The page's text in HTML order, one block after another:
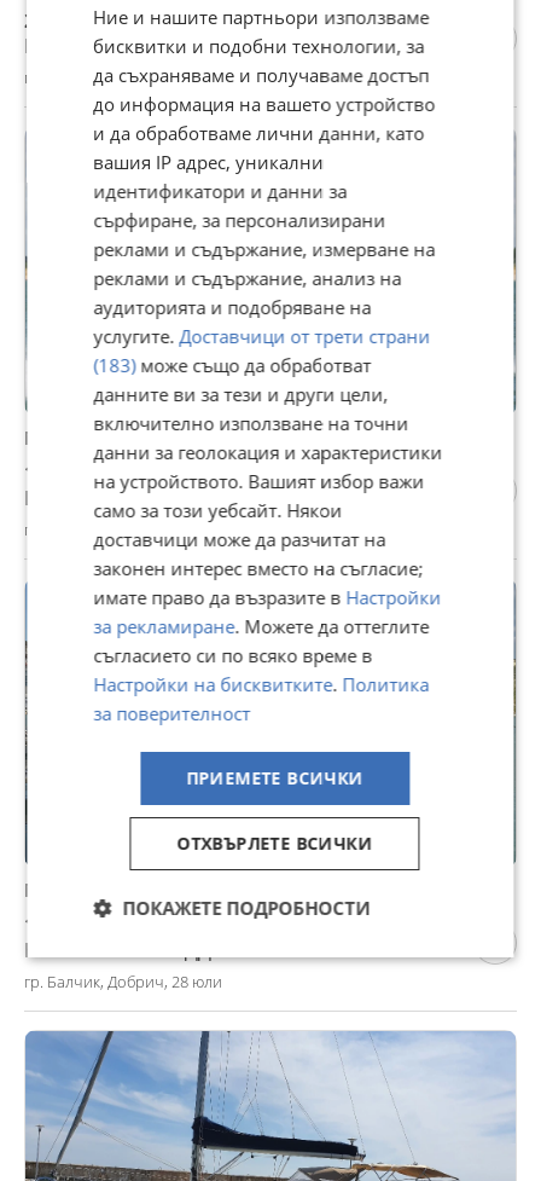
215 000 €
Не се начислява ДДС
гр. Балчик, Добрич, 31 юли
Моторна яхта Beneteau Flyer sundeck 9
105 000 €
Цената е без ДДС
гр. Балчик, Добрич, 31 юли
Моторна яхта Atlantis Azimut Atlantis 35
159 000 €
Не се начислява ДДС
гр. Балчик, Добрич, 28 юли
Ние и нашите партньори използваме
бисквитки и подобни технологии, за
да съхраняваме и получаваме достъп
до информация на вашето устройство
и да обработваме лични данни, като
вашия IP адрес, уникални
идентификатори и данни за
сърфиране, за персонализирани
реклами и съдържание, измерване на
реклами и съдържание, анализ на
аудиторията и подобряване на
услугите.Доставчици от трети страни
(183)може също да обработват
данните ви за тези и други цели,
включително използване на точни
данни за геолокация и характеристики
на устройството. Вашият избор важи
само за този уебсайт. Някои
доставчици може да разчитат на
законен интерес вместо на съгласие;
имате право да възразите в Настройки
за рекламиране. Можете да оттеглите
съгласието си по всяко време в
Настройки на бисквитките. Политика
за поверителност
ПРИЕМЕТЕ ВСИЧКИ
ОТХВЪРЛЕТЕ ВСИЧКИ
ПОКАЖЕТЕ ПОДРОБНОСТИ